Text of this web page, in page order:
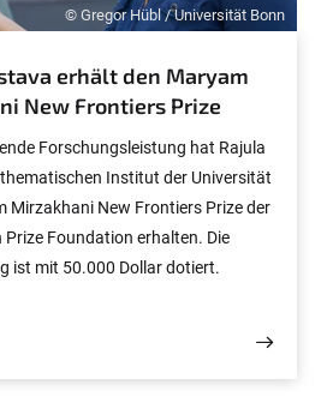
© Gregor Hübl / Universität Bonn
erhält den Maryam
New Frontiers Prize
Forschungsleistung hat Rajula
Institut der Universität
Mirzakhani New Frontiers Prize der
Foundation erhalten. Die
ist mit 50.000 Dollar dotiert.